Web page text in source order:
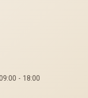
- 18:00